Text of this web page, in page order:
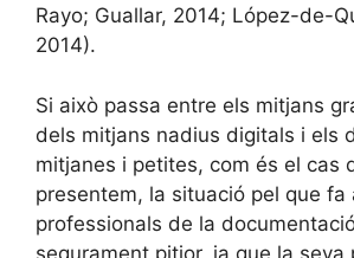
Rayo; Guallar, 2014; López-de-
2014).
Si això passa entre els mitjans
dels mitjans nadius digitals i els
mitjanes i petites, com és el cas
presentem, la situació pel que fa
professionals de la
segurament pitjor, ja que la seva